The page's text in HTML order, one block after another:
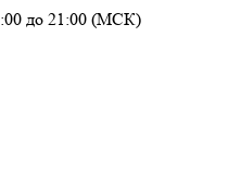
до 21:00 (МСК)